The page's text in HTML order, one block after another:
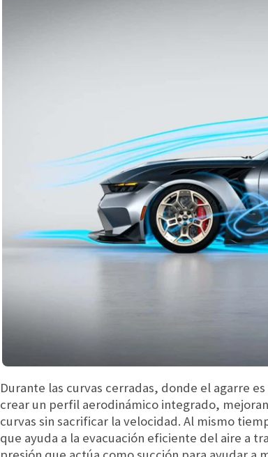
Durante las curvas cerradas, donde el agarre
crear un perfil aerodinámico integrado,
curvas sin sacrificar la velocidad. Al mismo
que ayuda a la evacuación eficiente del aire a